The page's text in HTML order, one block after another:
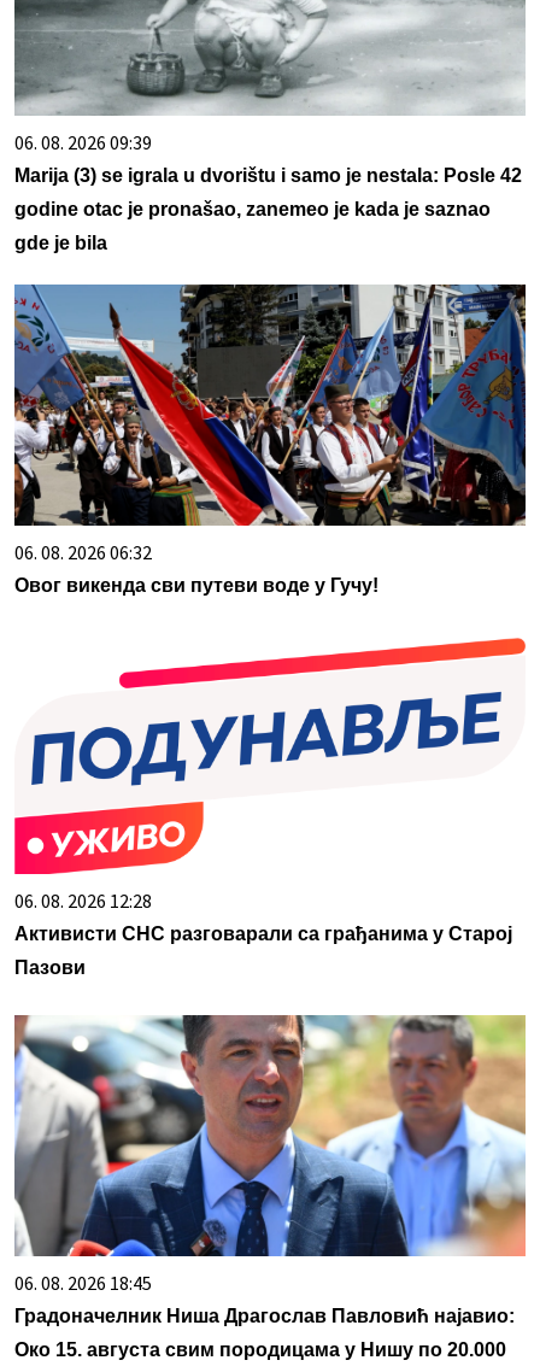
06. 08. 2026 09:39
Marija (3) se igrala u dvorištu i samo je nestala: Posle 42
godine otac je pronašao, zanemeo je kada je saznao
gde je bila
06. 08. 2026 06:32
Овог викенда сви путеви воде у Гучу!
06. 08. 2026 12:28
Активисти СНС разговарали са грађанима у Старој
Пазови
06. 08. 2026 18:45
Градоначелник Ниша Драгослав Павловић најавио:
Око 15. августа свим породицама у Нишу по 20.000